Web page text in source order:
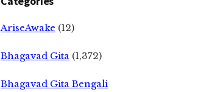
AriseAwake (12)
Bhagavad Gita (1,372)
Bhagavad Gita Bengali